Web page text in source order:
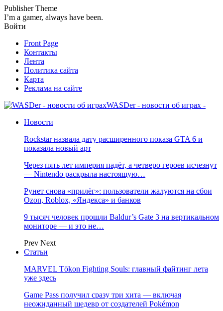
Publisher Theme
I’m a gamer, always have been.
Войти
Front Page
Контакты
Лента
Политика сайта
Карта
Реклама на сайте
WASDer - новости об играх -
Новости
Rockstar назвала дату расширенного показа GTA 6 и
показала новый арт
Через пять лет империя падёт, а четверо героев исчезнут
— Nintendo раскрыла настоящую…
Рунет снова «прилёг»: пользователи жалуются на сбои
Ozon, Roblox, «Яндекса» и банков
9 тысяч человек прошли Baldur’s Gate 3 на вертикальном
мониторе — и это не…
Prev Next
Статьи
MARVEL Tōkon Fighting Souls: главный файтинг лета
уже здесь
Game Pass получил сразу три хита — включая
неожиданный шедевр от создателей Pokémon